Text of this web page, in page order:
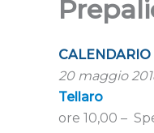
CALENDARIO
20 maggio
Tellaro
ore 10,00 –